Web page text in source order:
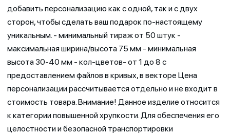
добавить персонализацию как с одной, так и с двух
сторон, чтобы сделать ваш подарок по-настоящему
уникальным. - минимальный тираж от 50 штук -
максимальная ширина/высота 75 мм - минимальная
высота 30-40 мм - кол-цветов- от 1 до 8 с
предоставлением файлов в кривых, в векторе Цена
персонализации рассчитывается отдельно и не входит в
стоимость товара. Внимание! Данное изделие относится
к категории повышенной хрупкости. Для обеспечения его
целостности и безопасной транспортировки